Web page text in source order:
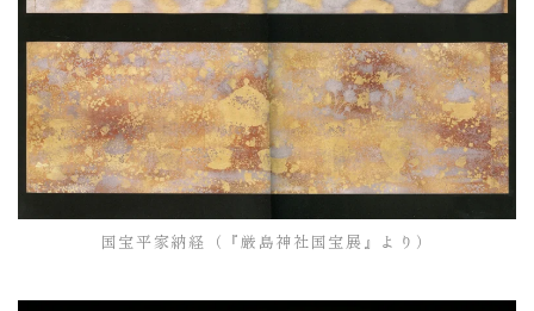
国宝平家納経（『厳島神社国宝展』より）